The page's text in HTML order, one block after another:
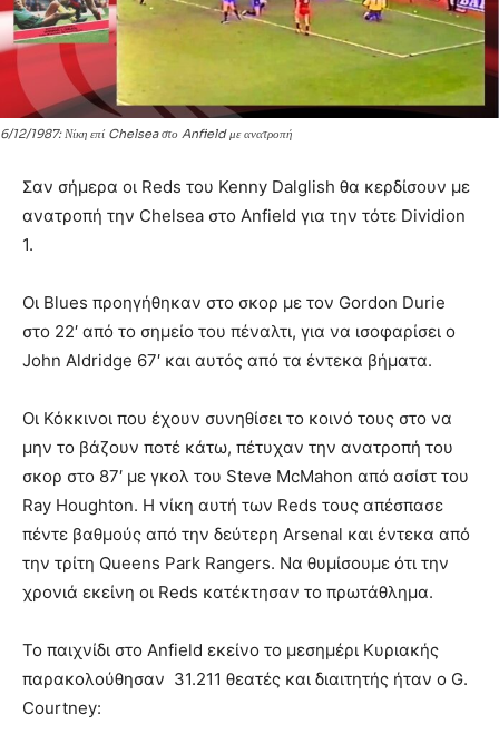
6/12/1987: Νίκη επί Chelsea στο Anfield με ανατροπή
Σαν σήμερα οι Reds του Kenny Dalglish θα κερδίσουν με
ανατροπή την Chelsea στο Anfield για την τότε Dividion
1.
Οι Blues προηγήθηκαν στο σκορ με τον Gordon Durie
στο 22′ από το σημείο του πέναλτι, για να ισοφαρίσει ο
John Aldridge 67′ και αυτός από τα έντεκα βήματα.
Οι Κόκκινοι που έχουν συνηθίσει το κοινό τους στο να
μην το βάζουν ποτέ κάτω, πέτυχαν την ανατροπή του
σκορ στο 87′ με γκολ του Steve McMahon από ασίστ του
Ray Houghton. Η νίκη αυτή των Reds τους απέσπασε
πέντε βαθμούς από την δεύτερη Arsenal και έντεκα από
την τρίτη Queens Park Rangers. Να θυμίσουμε ότι την
χρονιά εκείνη οι Reds κατέκτησαν το πρωτάθλημα.
Το παιχνίδι στο Anfield εκείνο το μεσημέρι Κυριακής
παρακολούθησαν 31.211 θεατές και διαιτητής ήταν ο G.
Courtney: